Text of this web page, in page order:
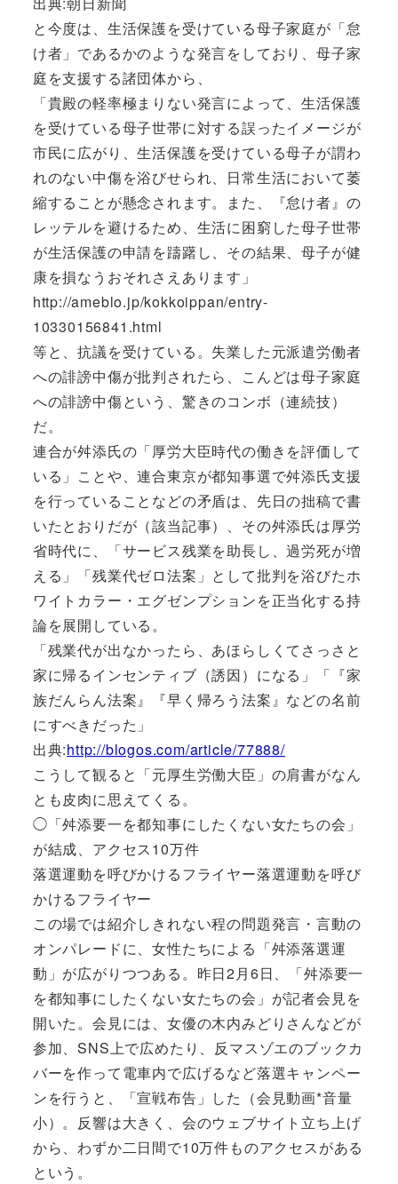
と今度は、生活保護を受けている母子家庭が「怠
け者」であるかのような発言をしており、母子家
庭を支援する諸団体から、
「貴殿の軽率極まりない発言によって、生活保護
を受けている母子世帯に対する誤ったイメージが
市民に広がり、生活保護を受けている母子が謂わ
れのない中傷を浴びせられ、日常生活において萎
縮することが懸念されます。また、『怠け者』の
レッテルを避けるため、生活に困窮した母子世帯
が生活保護の申請を躊躇し、その結果、母子が健
康を損なうおそれさえあります」
http://ameblo.jp/kokkoippan/entry-
10330156841.html
等と、抗議を受けている。失業した元派遣労働者
への誹謗中傷が批判されたら、こんどは母子家庭
への誹謗中傷という、驚きのコンボ（連続技）
だ。
連合が舛添氏の「厚労大臣時代の働きを評価して
いる」ことや、連合東京が都知事選で舛添氏支援
を行っていることなどの矛盾は、先日の拙稿で書
いたとおりだが（該当記事）、その舛添氏は厚労
省時代に、「サービス残業を助長し、過労死が増
える」「残業代ゼロ法案」として批判を浴びたホ
ワイトカラー・エグゼンプションを正当化する持
論を展開している。
「残業代が出なかったら、あほらしくてさっさと
家に帰るインセンティブ（誘因）になる」「『家
族だんらん法案』『早く帰ろう法案』などの名前
にすべきだった」
出典:http://blogos.com/article/77888/
こうして観ると「元厚生労働大臣」の肩書がなん
とも皮肉に思えてくる。
◯「舛添要一を都知事にしたくない女たちの会」
が結成、アクセス10万件
落選運動を呼びかけるフライヤー落選運動を呼び
かけるフライヤー
この場では紹介しきれない程の問題発言・言動の
オンパレードに、女性たちによる「舛添落選運
動」が広がりつつある。昨日2月6日、「舛添要一
を都知事にしたくない女たちの会」が記者会見を
開いた。会見には、女優の木内みどりさんなどが
参加、SNS上で広めたり、反マスゾエのブックカ
バーを作って電車内で広げるなど落選キャンペー
ンを行うと、「宣戦布告」した（会見動画*音量
小）。反響は大きく、会のウェブサイト立ち上げ
から、わずか二日間で10万件ものアクセスがある
という。